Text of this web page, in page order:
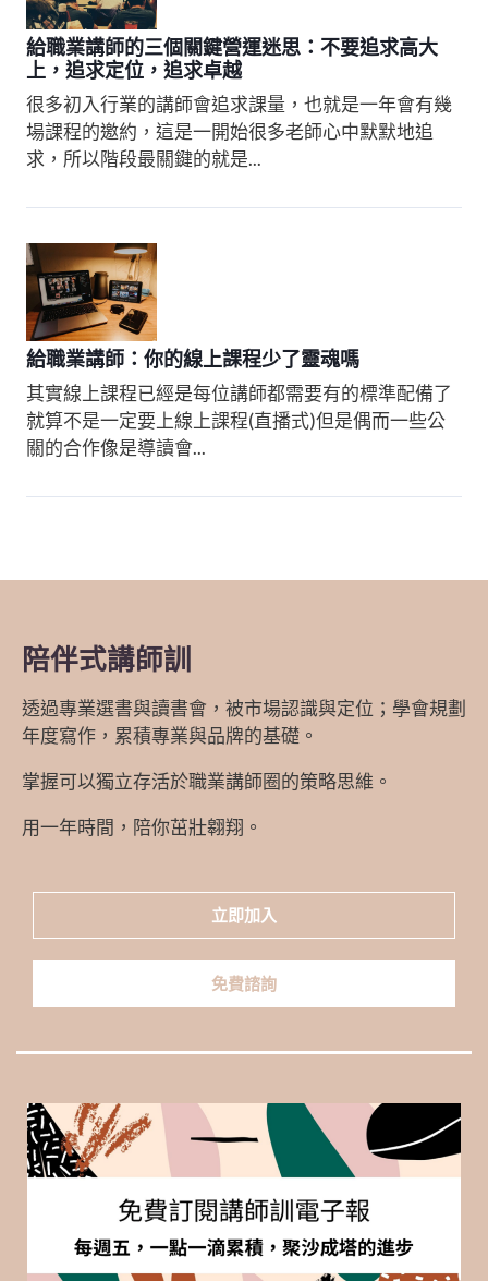
給職業講師的三個關鍵營運迷思：不要追求高大
上，追求定位，追求卓越​​
很多初入行業的講師會追求課量，也就是一年會有幾
場課程的邀約，這是一開始很多老師心中默默地追
求，所以階段最關鍵的就是...
給職業講師：你的線上課程少了靈魂嗎
其實線上課程已經是每位講師都需要有的標準配備了​ ​
就算不是一定要上線上課程(直播式)​ 但是偶而一些公
關的合作像是導讀會...
陪伴式講師訓
透過專業選書與讀書會，被市場認識與定位；學會規劃
年度寫作，累積專業與品牌的基礎。
掌握可以獨立存活於職業講師圈的策略思維。
用一年時間，陪你茁壯翱翔。
立即加入
免費諮詢